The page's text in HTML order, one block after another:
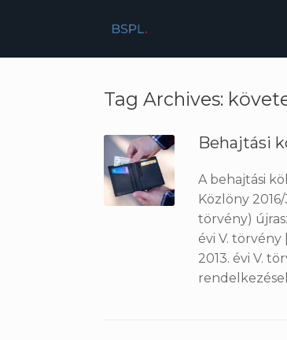
Tag Archives:
Behajtási
A behajtási
Közlöny
törvény)
évi V. törvény
2013. évi V.